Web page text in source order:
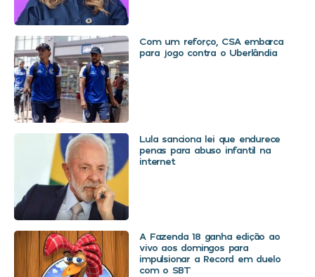
Com um reforço, CSA embarca
para jogo contra o Uberlândia
Lula sanciona lei que endurece
penas para abuso infantil na
internet
A Fazenda 18 ganha edição ao
vivo aos domingos para
impulsionar a Record em duelo
com o SBT